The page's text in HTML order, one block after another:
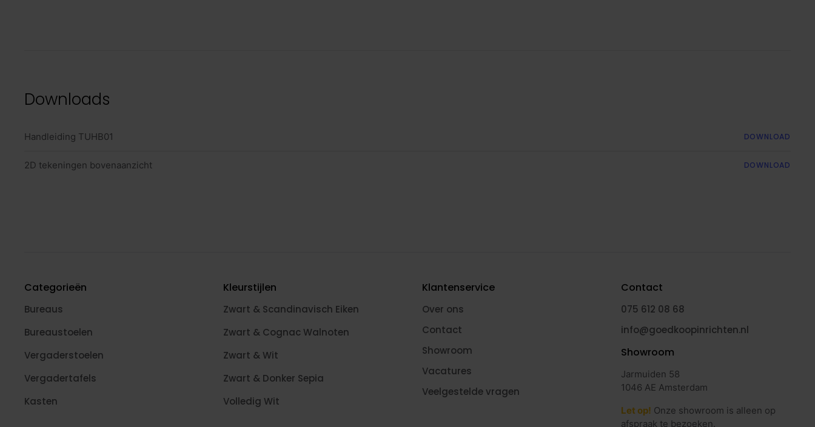
Downloads
Handleiding TUHB01 DOWNLOAD
2D tekeningen bovenaanzicht DOWNLOAD
Categorieën
Bureaus
Bureaustoelen
Vergaderstoelen
Vergadertafels
Kasten
Kleurstijlen
Zwart & Scandinavisch Eiken
Zwart & Cognac Walnoten
Zwart & Wit
Zwart & Donker Sepia
Volledig Wit
Klantenservice
Over ons
Contact
Showroom
Vacatures
Veelgestelde vragen
Contact
075 612 08 68
info@goedkoopinrichten.nl
Showroom
Jarmuiden 58
1046 AE Amsterdam
Let op! Onze showroom is alleen op
afspraak te bezoeken.